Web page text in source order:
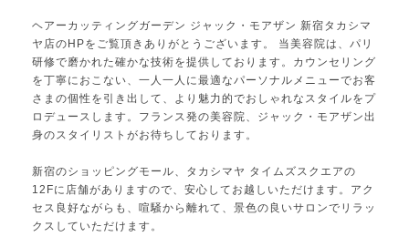
ヘアーカッティングガーデン ジャック・モアザン 新宿タカシマ
ヤ店のHPをご覧頂きありがとうございます。 当美容院は、パリ
研修で磨かれた確かな技術を提供しております。カウンセリング
を丁寧におこない、一人一人に最適なパーソナルメニューでお客
さまの個性を引き出して、より魅力的でおしゃれなスタイルをプ
ロデュースします。フランス発の美容院、ジャック・モアザン出
身のスタイリストがお待ちしております。
新宿のショッピングモール、タカシマヤ タイムズスクエアの
12Fに店舗がありますので、安心してお越しいただけます。アク
セス良好ながらも、喧騒から離れて、景色の良いサロンでリラッ
クスしていただけます。